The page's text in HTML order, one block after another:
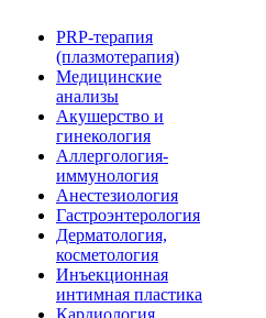
PRP-терапия
(плазмотерапия)
Медицинские
анализы
Акушерство и
гинекология
Аллергология-
иммунология
Анестезиология
Гастроэнтерология
Дерматология,
косметология
Инъекционная
интимная пластика
Кардиология